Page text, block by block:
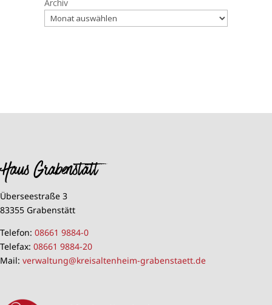
Archiv
Haus Grabenstätt
Überseestraße 3
83355 Grabenstätt
Telefon: 08661 9884-0
Telefax: 08661 9884-20
Mail: verwaltung@kreisaltenheim-grabenstaett.de